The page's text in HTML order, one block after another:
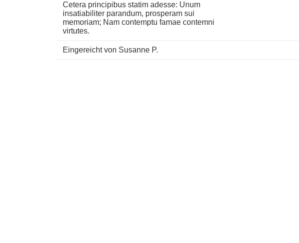
Cetera principibus statim adesse: Unum
insatiabiliter parandum, prosperam sui
memoriam; Nam contemptu famae contemni
virtutes.
Eingereicht von Susanne P.